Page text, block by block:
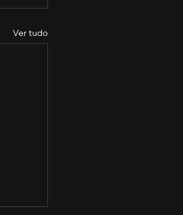
Ver tudo